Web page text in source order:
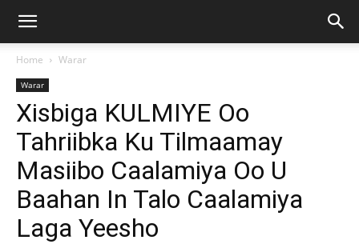
Home Warar
Warar
Xisbiga KULMIYE Oo
Tahriibka Ku Tilmaamay
Masiibo Caalamiya Oo U
Baahan In Talo Caalamiya
Laga Yeesho